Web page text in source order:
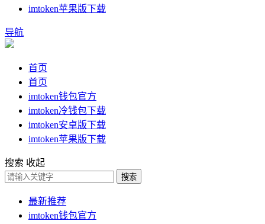
imtoken苹果版下载
导航
首页
首页
imtoken钱包官方
imtoken冷钱包下载
imtoken安卓版下载
imtoken苹果版下载
搜索 收起
搜索
最新推荐
imtoken钱包官方